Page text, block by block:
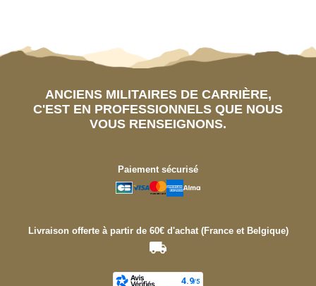
ANCIENS MILITAIRES DE CARRIÈRE,
C'EST EN PROFESSIONNELS QUE NOUS
VOUS RENSEIGNONS.
Paiement sécurisé
Livraison offerte à partir de 60€ d'achat (France et Belgique)